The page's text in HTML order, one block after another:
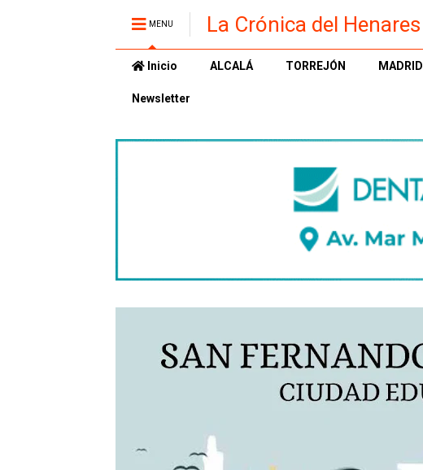
MENU La Crónica del Henares
Inicio ALCALÁ TORREJÓN MADRID
Newsletter